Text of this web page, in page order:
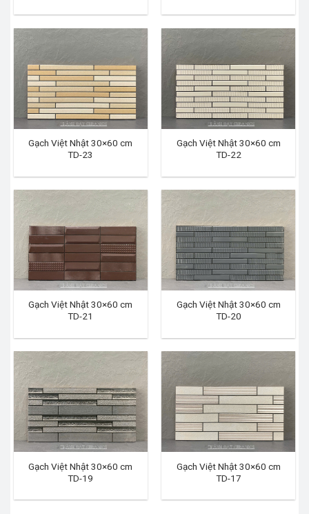
Gạch Việt Nhật 30×60 cm
TD-23
Gạch Việt Nhật 30×60 cm
TD-22
Gạch Việt Nhật 30×60 cm
TD-21
Gạch Việt Nhật 30×60 cm
TD-20
Gạch Việt Nhật 30×60 cm
TD-19
Gạch Việt Nhật 30×60 cm
TD-17